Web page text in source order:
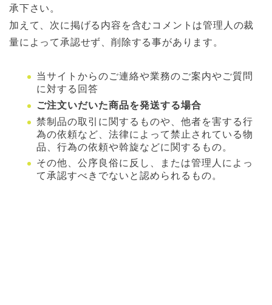
承下さい。
加えて、次に掲げる内容を含むコメントは管理人の裁
量によって承認せず、削除する事があります。
当サイトからのご連絡や業務のご案内やご質問
に対する回答
ご注文いだいた商品を発送する場合
禁制品の取引に関するものや、他者を害する行
為の依頼など、法律によって禁止されている物
品、行為の依頼や斡旋などに関するもの。
その他、公序良俗に反し、または管理人によっ
て承認すべきでないと認められるもの。